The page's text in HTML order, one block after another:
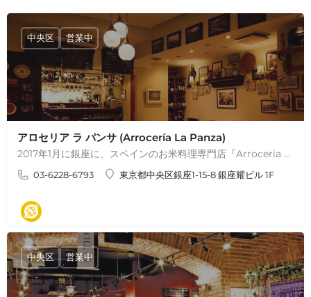
アロセリア ラ パンサ (Arrocería La Panza)
2017年1月に銀座に、スペインのお米料理専門店『Arroceria La Panza（アロセリア・ラ・パンサ）』としてオープン。 『アロセリア』…
03-6228-6793 東京都中央区銀座1-15-8 銀座耀ビル 1F
中央区 営業中
パエリア
中央区 営業中